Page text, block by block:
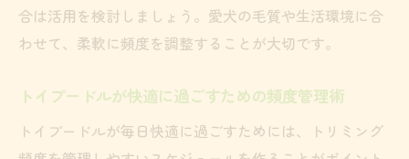
合は活用を検討しましょう。愛犬の毛質や生活環境に合
わせて、柔軟に頻度を調整することが大切です。
トイプードルが快適に過ごすための頻度管理術
トイプードルが毎日快適に過ごすためには、トリミング